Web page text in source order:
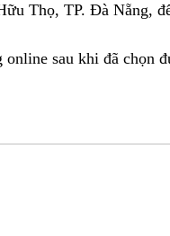
Thọ, TP. Đà Nẵng,
online sau khi đã chọn